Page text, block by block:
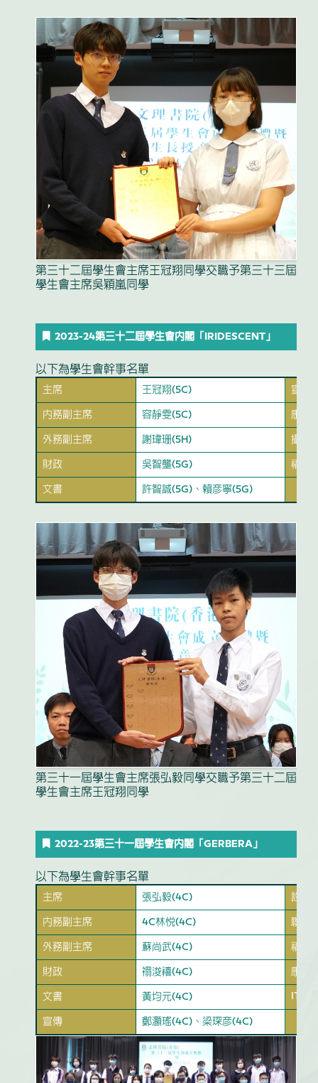
第三十二屆學生會主席王冠翔同學交職予第三十三屆
學生會主席吳穎嵐同學
2023-24第三十二屆學生會內閣「IRIDESCENT」
以下為學生會幹事名單
主席 王冠翔(5C) 宣傳
內務副主席 容靜雯(5C) 康體
外務副主席 謝瑋珊(5H) 攝影
財政 吳智壟(5G) 福利
文書 許智誠(5G)、賴彥寧(5G)
第三十一屆學生會主席張弘毅同學交職予第三十二屆
學生會主席王冠翔同學
2022-23第三十一屆學生會內閣「GERBERA」
以下為學生會幹事名單
主席 張弘毅(4C) 設計
內務副主席 4C林悅(4C) 聯絡
外務副主席 蘇尚武(4C) 福利
財政 禤浚禧(4C) 康樂
文書 黃均元(4C) IT
宣傳 鄭灝瑤(4C)、梁琛彥(4C)